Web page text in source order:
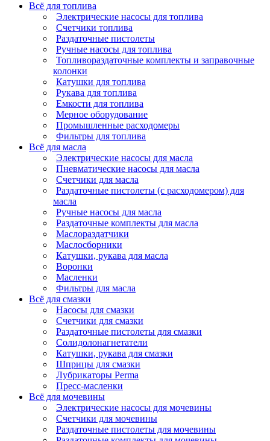
Всё для топлива
Электрические насосы для топлива
Счетчики топлива
Раздаточные пистолеты
Ручные насосы для топлива
Топливораздаточные комплекты и заправочные
колонки
Катушки для топлива
Рукава для топлива
Емкости для топлива
Мерное оборудование
Промышленные расходомеры
Фильтры для топлива
Всё для масла
Электрические насосы для масла
Пневматические насосы для масла
Счетчики для масла
Раздаточные пистолеты (с расходомером) для
масла
Ручные насосы для масла
Раздаточные комплекты для масла
Маслораздатчики
Маслосборники
Катушки, рукава для масла
Воронки
Масленки
Фильтры для масла
Всё для смазки
Насосы для смазки
Счетчики для смазки
Раздаточные пистолеты для смазки
Солидолонагнетатели
Катушки, рукава для смазки
Шприцы для смазки
Лубрикаторы Perma
Пресс-масленки
Всё для мочевины
Электрические насосы для мочевины
Счетчики для мочевины
Раздаточные пистолеты для мочевины